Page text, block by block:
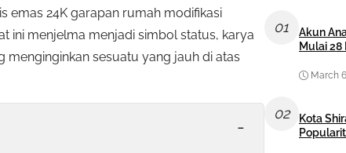
emas 24K garapan rumah modifikasi
ini menjelma menjadi simbol status, karya
sesuatu yang jauh di atas
-
01
Akun
Mulai 28
March
02
Kota